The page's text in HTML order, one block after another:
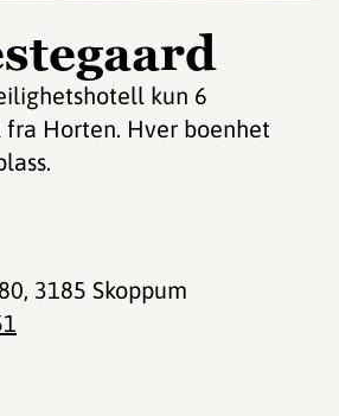
kun 6
Horten. Hver boenhet
, 3185 Skoppum